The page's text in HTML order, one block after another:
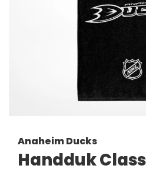
Anaheim Ducks
Handduk